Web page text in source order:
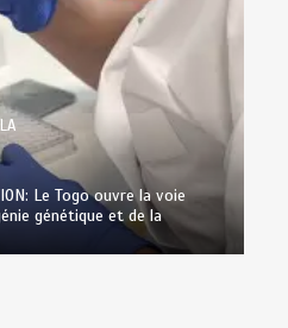
Le Togo ouvre la voie
génétique et de la